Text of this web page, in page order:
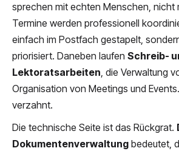
sprechen mit echten Menschen, nicht
Termine werden professionell
einfach im Postfach gestapelt,
priorisiert. Daneben laufen Schreib-
Lektoratsarbeiten, die Verwaltung
Organisation von Meetings und
verzahnt.
Die technische Seite ist das Rückgrat.
Dokumentenverwaltung bedeutet,